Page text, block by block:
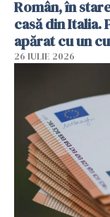
Român, în
casă din Italia.
apărat cu un
26 IULIE 2026